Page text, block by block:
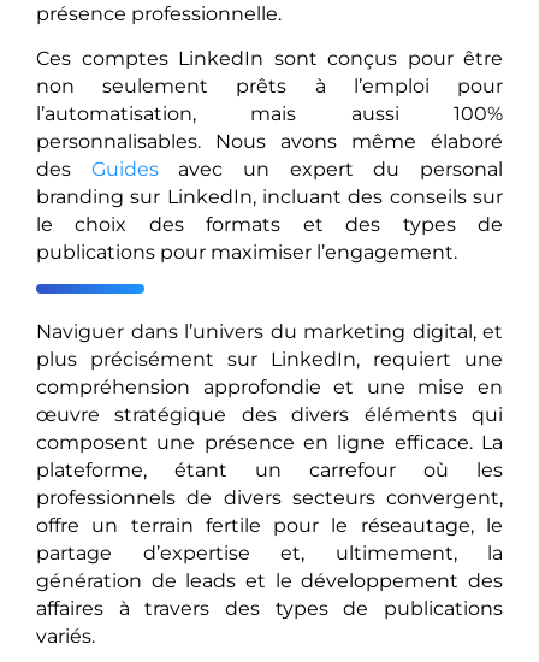
présence professionnelle.
Ces comptes LinkedIn sont conçus pour être
non seulement prêts à l’emploi pour
l’automatisation, mais aussi 100%
personnalisables. Nous avons même élaboré
des Guidesavec un expert du personal
branding sur LinkedIn, incluant des conseils sur
le choix des formats et des types de
publications pour maximiser l’engagement.
Naviguer dans l’univers du marketing digital, et
plus précisément sur LinkedIn, requiert une
compréhension approfondie et une mise en
œuvre stratégique des divers éléments qui
composent une présence en ligne efficace. La
plateforme, étant un carrefour où les
professionnels de divers secteurs convergent,
offre un terrain fertile pour le réseautage, le
partage d’expertise et, ultimement, la
génération de leads et le développement des
affaires à travers des types de publications
variés.